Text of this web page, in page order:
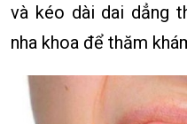
và kéo dài dai dẳng
nha khoa để thăm